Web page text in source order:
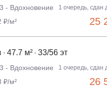
- Вдохновение 1 очередь, сдан
25
₽/м²
47.7 м² 33/56 эт
- Вдохновение 1 очередь, сдан
26
₽/м²